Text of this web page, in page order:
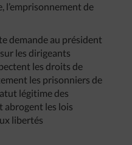
l’emprisonnement de
demande au président
les dirigeants
les droits de
les prisonniers de
légitime des
abrogent les lois
libertés